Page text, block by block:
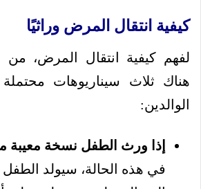
كيفية انتقال المرض وراثيًا
لفهم كيفية انتقال المرض، من
هناك ثلاث سيناريوهات
الوالدين:
إذا ورث الطفل نسخة معيبة
في هذه الحالة، سيولد